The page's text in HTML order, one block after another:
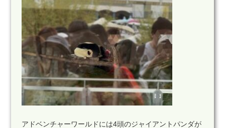
アドベンチャーワールドには4頭のジャイアントパンダが